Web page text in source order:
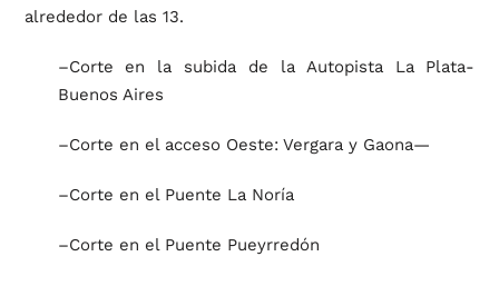
alrededor de las 13.
–Corte en la subida de la Autopista La Plata-
Buenos Aires
–Corte en el acceso Oeste: Vergara y Gaona—
–Corte en el Puente La Noría
–Corte en el Puente Pueyrredón